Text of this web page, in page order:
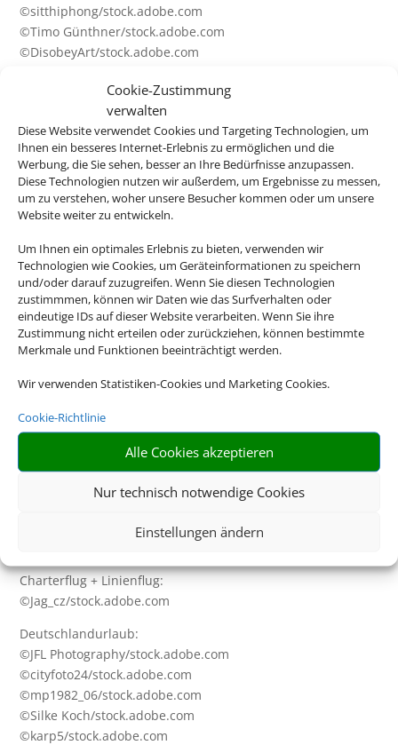
Cookie-Zustimmung
verwalten
Diese Website verwendet Cookies und Targeting Technologien, um
Ihnen ein besseres Internet-Erlebnis zu ermöglichen und die
Werbung, die Sie sehen, besser an Ihre Bedürfnisse anzupassen.
Diese Technologien nutzen wir außerdem, um Ergebnisse zu messen,
um zu verstehen, woher unsere Besucher kommen oder um unsere
Website weiter zu entwickeln.
Um Ihnen ein optimales Erlebnis zu bieten, verwenden wir
Technologien wie Cookies, um Geräteinformationen zu speichern
und/oder darauf zuzugreifen. Wenn Sie diesen Technologien
zustimmmen, können wir Daten wie das Surfverhalten oder
eindeutige IDs auf dieser Website verarbeiten. Wenn Sie ihre
Zustimmung nicht erteilen oder zurückziehen, können bestimmte
Merkmale und Funktionen beeinträchtigt werden.
Wir verwenden Statistiken-Cookies und Marketing Cookies.
Cookie-Richtlinie
Alle Cookies akzeptieren
Nur technisch notwendige Cookies
Einstellungen ändern
©sitthiphong/stock.adobe.com
©Timo Günthner/stock.adobe.com
©DisobeyArt/stock.adobe.com
©8C9Patryk Kosmider/stock.adobe.com
©lumen-digital/stock.adobe.com
©Jag_cz/stock.adobe.com
©peja/stock.adobe.com
©Laura Pashkevich/stock.adobe.com
Pauschalreisen:
Rundreisen:
©efesenko/stock.adobe.com
Mietwagen:
©Brian Jackson/stock.adobe.com
©thodonal/stock.adobe.com
Tickets & Events:
Hotels + Hotel & Bahn:
©murattellioglu/stock.adobe.com
Charterflug + Linienflug:
©Jag_cz/stock.adobe.com
Deutschlandurlaub:
©JFL Photography/stock.adobe.com
©cityfoto24/stock.adobe.com
©mp1982_06/stock.adobe.com
©Silke Koch/stock.adobe.com
©karp5/stock.adobe.com